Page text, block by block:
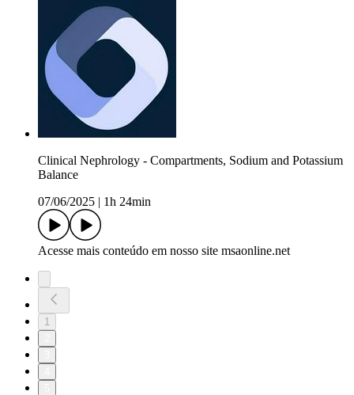
Clinical Nephrology - Compartments, Sodium and Potassium
Balance
07/06/2025
1h 24min
Acesse mais conteúdo em nosso site msaonline.net
1